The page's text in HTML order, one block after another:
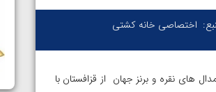
اختصاصی خانه کشتی
های نقره و برنز جهان از قزافستان با